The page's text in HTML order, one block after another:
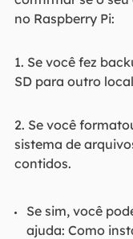
no Raspberry Pi:
1. Se você fez
SD para outro
2. Se você
sistema de
contidos.
Se sim, você
ajuda: Como